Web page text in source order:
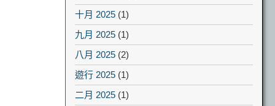
十月 2025 (1)
九月 2025 (1)
八月 2025 (2)
遊行 2025 (1)
二月 2025 (1)